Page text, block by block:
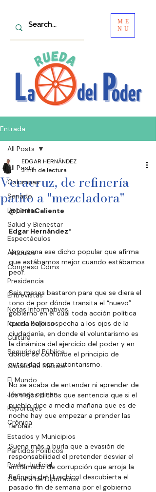
ME
NU
Entrada
All Posts
Columnas
Senado
Deportes
Salud y Bienestar
Espectáculos
Artículos
Congreso Cdmx
Presidencia
Entrevistas
Notas Informativas
Novela Política
Cultura
Seguridad Pública
Ciudad de México
El Mundo
Jóvenes opinan
Reportajes
Crónica
Estados y Municipios
Partidos Políticos
Poder Judicial
Cámara de Diputados
All Posts
Veracruz, de refinería
patito a "mezcladora"
EDGAR HERNÁNDEZ
3 min de lectura
@LineaCaliente
Edgar Hernández*
Vaya pena ese dicho popular que afirma
que estábamos mejor cuando estábamos
peor.
Seis meses bastaron para que se diera el
tono de por dónde transita el “nuevo”
gobierno en el cual toda acción política
queda bajo sospecha a los ojos de la
ciudadanía, en donde el voluntarismo es
la dinámica del ejercicio del poder y en
donde se confunde el principio de
autoridad con autoritarismo.
No se acaba de entender ni aprender de
los viejos dichos que sentencia que si el
pueblo dice a media mañana que es de
noche hay que empezar a prender las
farolas.
Suena más a burla que a evasión de
responsabilidad el pretender desviar el
entramado de corrupción que arroja la
Refinería del Huachicol descubierta el
pasado fin de semana por el gobierno